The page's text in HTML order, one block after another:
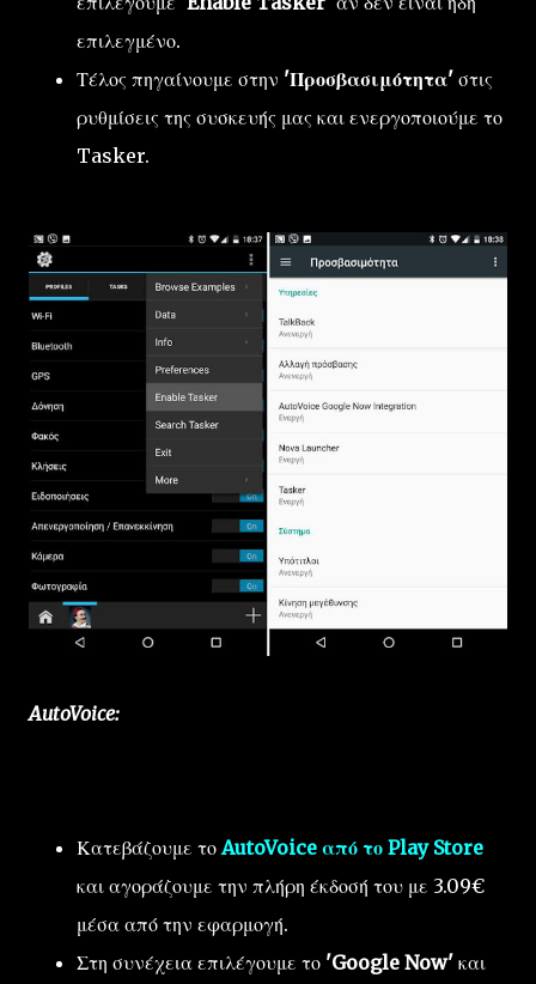
επιλεγμένο.
Τέλος πηγαίνουμε στην 'Προσβασιμότητα' στις
ρυθμίσεις της συσκευής μας και ενεργοποιούμε το
Tasker.
AutoVoice:
Κατεβάζουμε τοAutoVoice από το Play Store
και αγοράζουμε την πλήρη έκδοσή του με 3.09€
μέσα από την εφαρμογή.
Στη συνέχεια επιλέγουμε το 'Google Now' και